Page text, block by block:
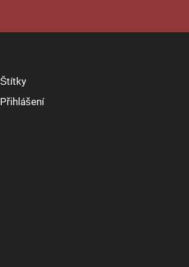
Štítky
Přihlášení